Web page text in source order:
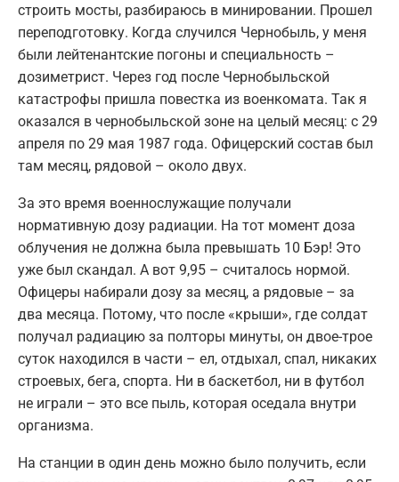
строить мосты, разбираюсь в минировании. Прошел
переподготовку. Когда случился Чернобыль, у меня
были лейтенантские погоны и специальность –
дозиметрист. Через год после Чернобыльской
катастрофы пришла повестка из военкомата. Так я
оказался в чернобыльской зоне на целый месяц: с 29
апреля по 29 мая 1987 года. Офицерский состав был
там месяц, рядовой – около двух.
За это время военнослужащие получали
нормативную дозу радиации. На тот момент доза
облучения не должна была превышать 10 Бэр! Это
уже был скандал. А вот 9,95 – считалось нормой.
Офицеры набирали дозу за месяц, а рядовые – за
два месяца. Потому, что после «крыши», где солдат
получал радиацию за полторы минуты, он двое-трое
суток находился в части – ел, отдыхал, спал, никаких
строевых, бега, спорта. Ни в баскетбол, ни в футбол
не играли – это все пыль, которая оседала внутри
организма.
На станции в один день можно было получить, если